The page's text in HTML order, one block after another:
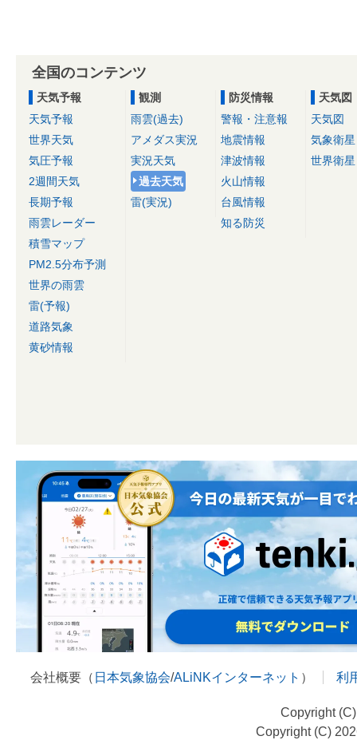
全国のコンテンツ
天気予報
天気予報
世界天気
気圧予報
2週間天気
長期予報
雨雲レーダー
積雪マップ
PM2.5分布予測
世界の雨雲
雷(予報)
道路気象
黄砂情報
観測
雨雲(過去)
アメダス実況
実況天気
過去天気
雷(実況)
防災情報
警報・注意報
地震情報
津波情報
火山情報
台風情報
知る防災
天気図
天気図
気象衛星
世界衛星
会社概要（ 日本気象協会/ALiNKインターネット ） 利
Copyright
Copyright (C)